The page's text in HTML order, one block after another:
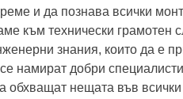
и да познава всички
към технически грамотен
знания, които да е
намират добри
обхващат нещата във